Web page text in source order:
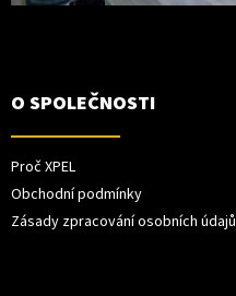
O SPOLEČNOSTI
Proč XPEL
Obchodní podmínky
Zásady zpracování osobních údajů